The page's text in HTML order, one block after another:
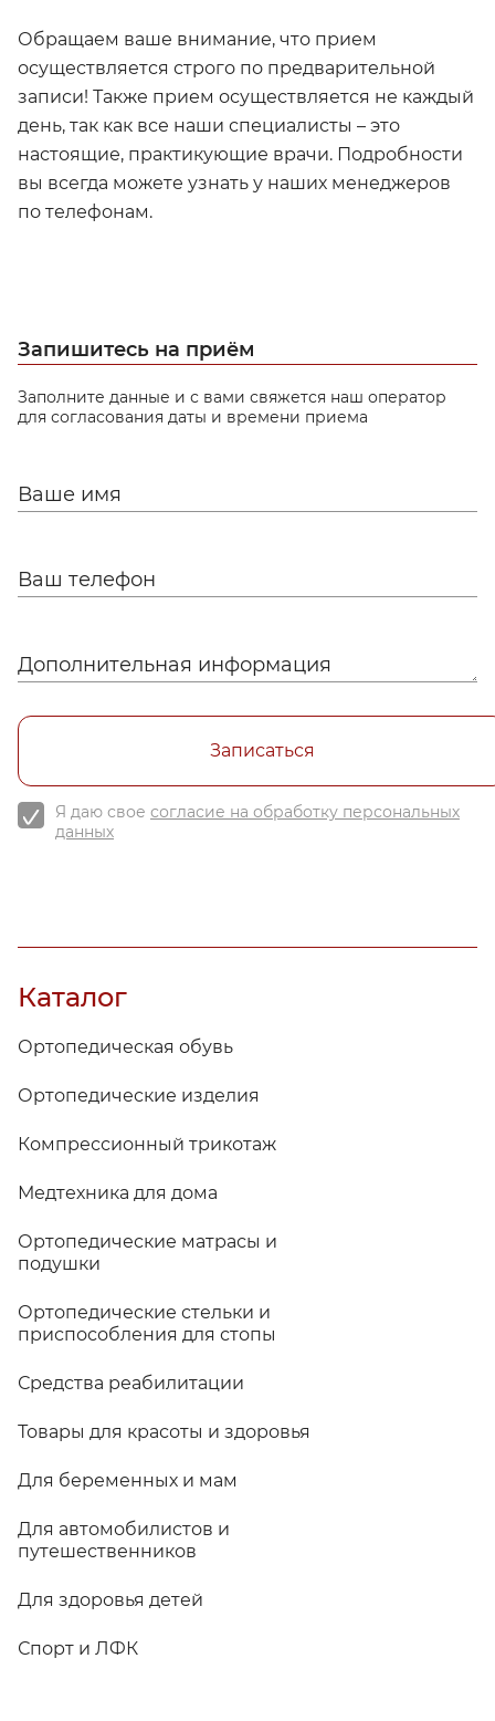
Обращаем ваше внимание, что прием
осуществляется строго по предварительной
записи! Также прием осуществляется не каждый
день, так как все наши специалисты – это
настоящие, практикующие врачи. Подробности
вы всегда можете узнать у наших менеджеров
по телефонам.
Запишитесь на приём
Заполните данные и с вами свяжется наш оператор
для согласования даты и времени приема
Ваше имя
Ваш телефон
Дополнительная информация
Записаться
Я даю свое согласие на обработку персональных
данных
Каталог
Ортопедическая обувь
Ортопедические изделия
Компрессионный трикотаж
Медтехника для дома
Ортопедические матрасы и
подушки
Ортопедические стельки и
приспособления для стопы
Средства реабилитации
Товары для красоты и здоровья
Для беременных и мам
Для автомобилистов и
путешественников
Для здоровья детей
Спорт и ЛФК